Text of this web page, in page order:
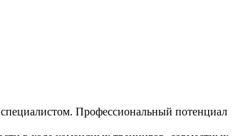
Профессиональный потенциал